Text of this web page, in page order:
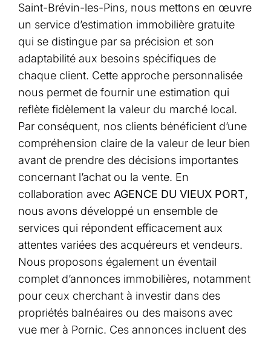
Saint-Brévin-les-Pins, nous mettons en œuvre
un service d’estimation immobilière gratuite
qui se distingue par sa précision et son
adaptabilité aux besoins spécifiques de
chaque client. Cette approche personnalisée
nous permet de fournir une estimation qui
reflète fidèlement la valeur du marché local.
Par conséquent, nos clients bénéficient d’une
compréhension claire de la valeur de leur bien
avant de prendre des décisions importantes
concernant l’achat ou la vente. En
collaboration avec AGENCE DU VIEUX PORT,
nous avons développé un ensemble de
services qui répondent efficacement aux
attentes variées des acquéreurs et vendeurs.
Nous proposons également un éventail
complet d’annonces immobilières, notamment
pour ceux cherchant à investir dans des
propriétés balnéaires ou des maisons avec
vue mer à Pornic. Ces annonces incluent des